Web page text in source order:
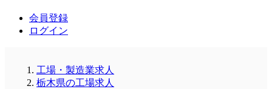
会員登録
ログイン
工場・製造業求人
栃木県の工場求人